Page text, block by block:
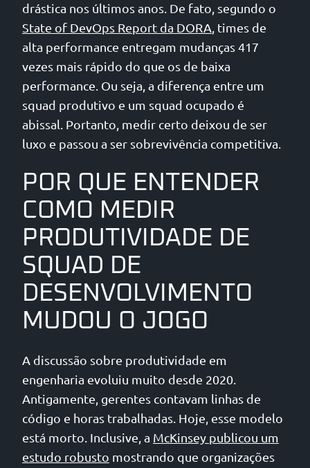
drástica nos últimos anos. De fato, segundo o
State of DevOps Report da DORA, times de
alta performance entregam mudanças 417
vezes mais rápido do que os de baixa
performance. Ou seja, a diferença entre um
squad produtivo e um squad ocupado é
abissal. Portanto, medir certo deixou de ser
luxo e passou a ser sobrevivência competitiva.
POR QUE ENTENDER
COMO MEDIR
PRODUTIVIDADE DE
SQUAD DE
DESENVOLVIMENTO
MUDOU O JOGO
A discussão sobre produtividade em
engenharia evoluiu muito desde 2020.
Antigamente, gerentes contavam linhas de
código e horas trabalhadas. Hoje, esse modelo
está morto. Inclusive, a McKinsey publicou um
estudo robusto mostrando que organizações